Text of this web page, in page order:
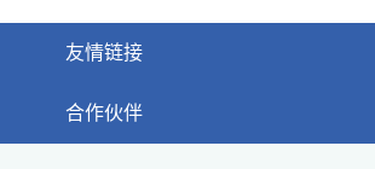
友情链接
合作伙伴